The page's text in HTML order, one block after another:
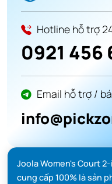
Hotline hỗ trợ
0921 456
Email hỗ trợ /
Joola Women's Court
cung cấp 100% là sản